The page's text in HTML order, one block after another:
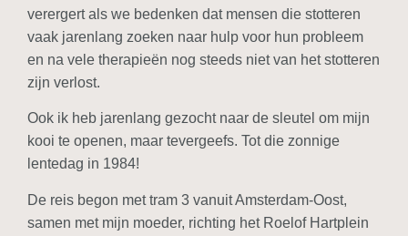
verergert als we bedenken dat mensen die stotteren
vaak jarenlang zoeken naar hulp voor hun probleem
en na vele therapieën nog steeds niet van het stotteren
zijn verlost.
Ook ik heb jarenlang gezocht naar de sleutel om mijn
kooi te openen, maar tevergeefs. Tot die zonnige
lentedag in 1984!
De reis begon met tram 3 vanuit Amsterdam-Oost,
samen met mijn moeder, richting het Roelof Hartplein